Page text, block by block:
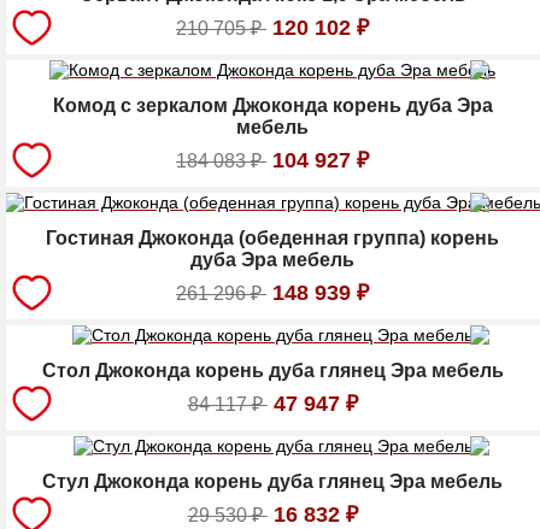
210 705₽ 120 102 ₽
Комод с зеркалом Джоконда корень дуба Эра
мебель
184 083₽ 104 927 ₽
Гостиная Джоконда (обеденная группа) корень
дуба Эра мебель
261 296₽ 148 939 ₽
Стол Джоконда корень дуба глянец Эра мебель
84 117₽ 47 947 ₽
Стул Джоконда корень дуба глянец Эра мебель
29 530₽ 16 832 ₽